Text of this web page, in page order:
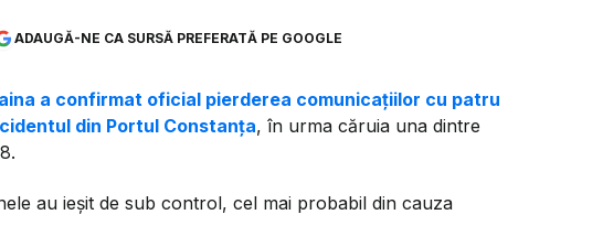
ADAUGĂ-NE CA SURSĂ PREFERATĂ PE GOOGLE
a confirmat oficial pierderea comunicațiilor cu patru
din Portul Constanța, în urma căruia una dintre
au ieșit de sub control, cel mai probabil din cauza